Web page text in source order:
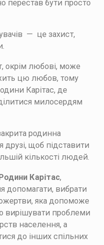
перестав бути просто
— це захист,
окрім любові, може
цю любов, тому
Карітас, де
милосердям
родинна
друзі, щоб підставити
кількості людей.
Карітас,
допомагати, вибрати
яка допоможе
вирішувати проблеми
населення, а
до інших спільних